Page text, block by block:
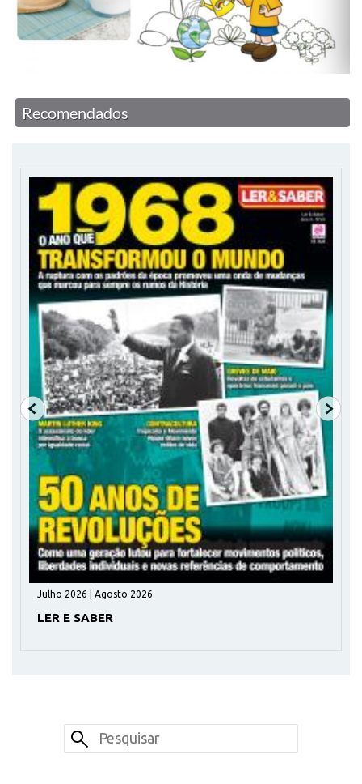
Recomendados
Julho 2026 | Agosto 2026
LER E SABER